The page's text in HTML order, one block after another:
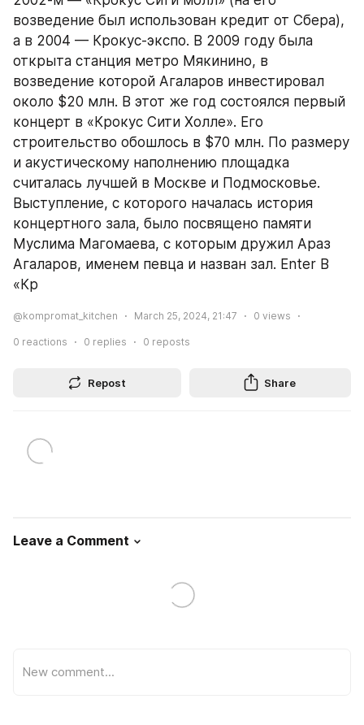
возведение был использован кредит от Сбера),
а в 2004 — Крокус-экспо. В 2009 году была
открыта станция метро Мякинино, в
возведение которой Агаларов инвестировал
около $20 млн. В этот же год состоялся первый
концерт в «Крокус Сити Холле». Его
строительство обошлось в $70 млн. По размеру
и акустическому наполнению площадка
считалась лучшей в Москве и Подмосковье.
Выступление, с которого началась история
концертного зала, было посвящено памяти
Муслима Магомаева, с которым дружил Араз
Агаларов, именем певца и назван зал. Enter В
«Кр
@kompromat_kitchen March 25, 2024, 21:47 0 views
0 reactions 0 replies 0 reposts
Repost Share
Leave a Comment